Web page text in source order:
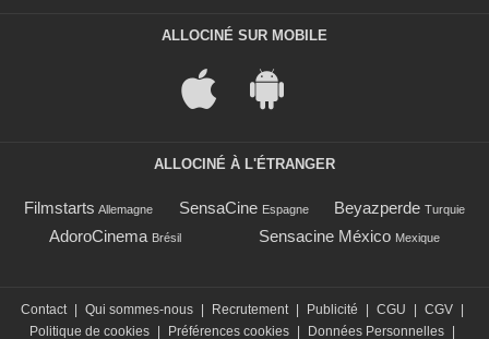
ALLOCINÉ SUR MOBILE
ALLOCINÉ À L'ÉTRANGER
Filmstarts Allemagne SensaCine Espagne Beyazperde Turquie
AdoroCinema Brésil Sensacine México Mexique
Contact | Qui sommes-nous | Recrutement | Publicité | CGU | CGV |
Politique de cookies | Préférences cookies | Données Personnelles |